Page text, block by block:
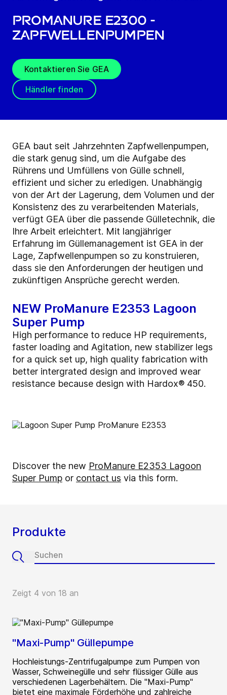
ProManure E2300 -
Zapfwellenpumpen
Kontaktieren Sie GEA
Händler finden
GEA baut seit Jahrzehnten Zapfwellenpumpen,
die stark genug sind, um die Aufgabe des
Rührens und Umfüllens von Gülle schnell,
effizient und sicher zu erledigen. Unabhängig
von der Art der Lagerung, dem Volumen und der
Konsistenz des zu verarbeitenden Materials,
verfügt GEA über die passende Gülletechnik, die
Ihre Arbeit erleichtert. Mit langjähriger
Erfahrung im Güllemanagement ist GEA in der
Lage, Zapfwellenpumpen so zu konstruieren,
dass sie den Anforderungen der heutigen und
zukünftigen Ansprüche gerecht werden.
NEW ProManure E2353 Lagoon
Super Pump
High performance to reduce HP requirements,
faster loading and Agitation, new stabilizer legs
for a quick set up, high quality fabrication with
better intergrated design and improved wear
resistance because design with Hardox® 450.
Discover the new ProManure E2353 Lagoon
Super Pump or contact us via this form.
Produkte
Zeigt 4 von 18 an
"Maxi-Pump" Güllepumpe
Hochleistungs-Zentrifugalpumpe zum Pumpen von
Wasser, Schweinegülle und sehr flüssiger Gülle aus
verschiedenen Lagerbehältern. Die "Maxi-Pump"
bietet eine maximale Förderhöhe und zahlreiche